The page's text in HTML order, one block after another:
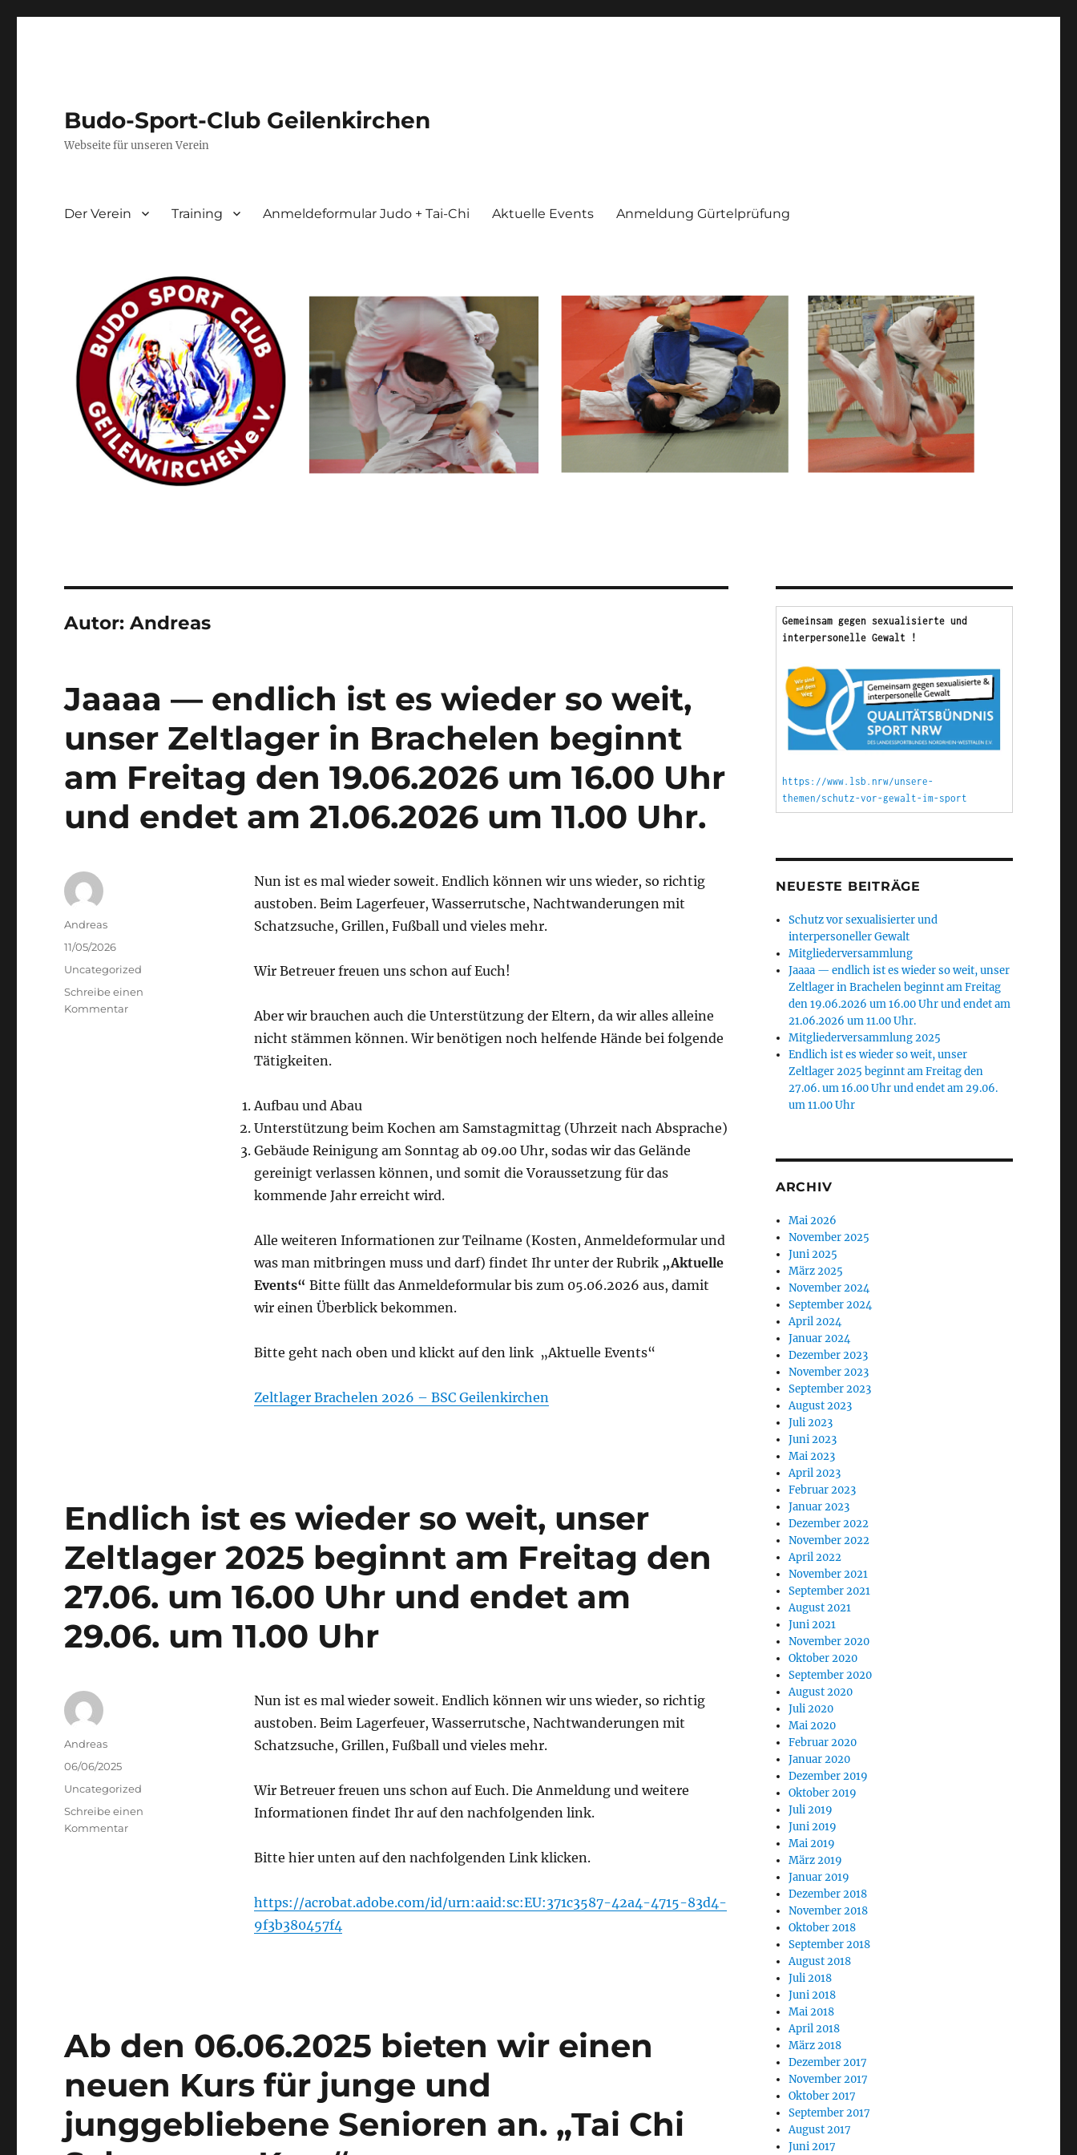
Budo-Sport-Club Geilenkirchen
Webseite für unseren Verein
Der Verein Training Anmeldeformular Judo + Tai-Chi Aktuelle Events Anmeldung Gürtelprüfung
Autor:Andreas
Jaaaa — endlich ist es wieder so weit,
unser Zeltlager in Brachelen beginnt
am Freitag den 19.06.2026 um 16.00 Uhr
und endet am 21.06.2026 um 11.00 Uhr.
Nun ist es mal wieder soweit. Endlich können wir uns wieder, so richtig
austoben. Beim Lagerfeuer, Wasserrutsche, Nachtwanderungen mit
Schatzsuche, Grillen, Fußball und vieles mehr.
Wir Betreuer freuen uns schon auf Euch!
Aber wir brauchen auch die Unterstützung der Eltern, da wir alles alleine
nicht stämmen können. Wir benötigen noch helfende Hände bei folgende
Tätigkeiten.
Aufbau und Abau
Unterstützung beim Kochen am Samstagmittag (Uhrzeit nach Absprache)
Gebäude Reinigung am Sonntag ab 09.00 Uhr, sodas wir das Gelände
gereinigt verlassen können, und somit die Voraussetzung für das
kommende Jahr erreicht wird.
Alle weiteren Informationen zur Teilname (Kosten, Anmeldeformular und
was man mitbringen muss und darf) findet Ihr unter der Rubrik „Aktuelle
Events“ Bitte füllt das Anmeldeformular bis zum 05.06.2026 aus, damit
wir einen Überblick bekommen.
Bitte geht nach oben und klickt auf den link „Aktuelle Events“
Zeltlager Brachelen 2026 – BSC Geilenkirchen
Autor
Andreas
Veröffentlicht
11/05/2026
Kategorien
Uncategorized
Schreibe einen
Kommentarzu
Endlich ist es wieder so weit, unser
Zeltlager 2025 beginnt am Freitag den
27.06. um 16.00 Uhr und endet am
29.06. um 11.00 Uhr
Nun ist es mal wieder soweit. Endlich können wir uns wieder, so richtig
austoben. Beim Lagerfeuer, Wasserrutsche, Nachtwanderungen mit
Schatzsuche, Grillen, Fußball und vieles mehr.
Wir Betreuer freuen uns schon auf Euch. Die Anmeldung und weitere
Informationen findet Ihr auf den nachfolgenden link.
Bitte hier unten auf den nachfolgenden Link klicken.
https://acrobat.adobe.com/id/urn:aaid:sc:EU:371c3587-42a4-4715-83d4-
9f3b380457f4
Autor
Andreas
Veröffentlicht
06/06/2025
Kategorien
Uncategorized
Schreibe einen
Kommentarzu
den
um
16.00
und
Ab den 06.06.2025 bieten wir einen
neuen Kurs für junge und
junggebliebene Senioren an. „Tai Chi
Gemeinsam gegen sexualisierte und
interpersonelle Gewalt !
https://www.lsb.nrw/unsere-
themen/schutz-vor-gewalt-im-sport
NEUESTE BEITRÄGE
Schutz vor sexualisierter und
interpersoneller Gewalt
Mitgliederversammlung
Jaaaa — endlich ist es wieder so weit, unser
Zeltlager in Brachelen beginnt am Freitag
den 19.06.2026 um 16.00 Uhr und endet am
21.06.2026 um 11.00 Uhr.
Mitgliederversammlung 2025
Endlich ist es wieder so weit, unser
Zeltlager 2025 beginnt am Freitag den
27.06. um 16.00 Uhr und endet am 29.06.
um 11.00 Uhr
ARCHIV
Mai 2026
November 2025
Juni 2025
März 2025
November 2024
September 2024
April 2024
Januar 2024
Dezember 2023
November 2023
September 2023
August 2023
Juli 2023
Juni 2023
Mai 2023
April 2023
Februar 2023
Januar 2023
Dezember 2022
November 2022
April 2022
November 2021
September 2021
August 2021
Juni 2021
November 2020
Oktober 2020
September 2020
August 2020
Juli 2020
Mai 2020
Februar 2020
Januar 2020
Dezember 2019
Oktober 2019
Juli 2019
Juni 2019
Mai 2019
März 2019
Januar 2019
Dezember 2018
November 2018
Oktober 2018
September 2018
August 2018
Juli 2018
Juni 2018
Mai 2018
April 2018
März 2018
Dezember 2017
November 2017
Oktober 2017
September 2017
August 2017
Juni 2017